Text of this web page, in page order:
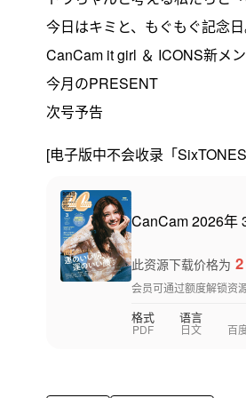
今日はキミと、もぐもぐ記念
CanCam it girl ＆ ICONS新メ
今月のPRESENT
次号予告
[电子版中不会收录「
CanCam 2026年
此资源下载价格为 2
会员可通过额度解锁资源
格式
PDF
语言
日文 百